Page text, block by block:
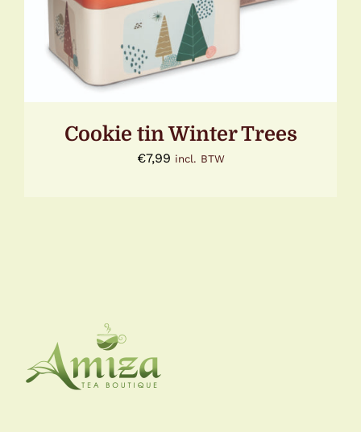
DETAILS
Cookie tin Winter Trees
€7,99 incl. BTW